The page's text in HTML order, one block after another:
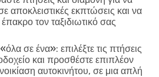
αποκλειστικές εκπτώσεις και να
τον ταξιδιωτικό σας
σε ένα»: επιλέξτε τις πτήσεις
και προσθέστε επιπλέον
αυτοκινήτου, σε μια απλή